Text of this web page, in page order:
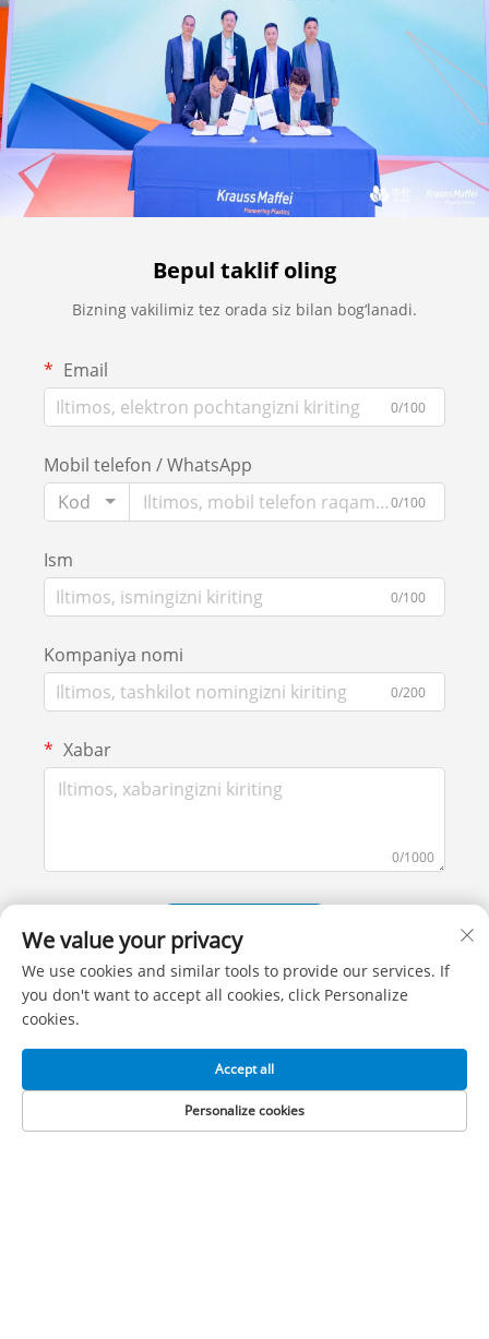
Bepul taklif oling
Bizning vakilimiz tez orada siz bilan bog‘lanadi.
Email
0/100
Mobil telefon / WhatsApp
Kod
0/100
Ism
0/100
Kompaniya nomi
0/200
Xabar
0/1000
We value your privacy
We use cookies and similar tools to provide our services. If
you don't want to accept all cookies, click Personalize
cookies.
Personalize cookies
Accept all